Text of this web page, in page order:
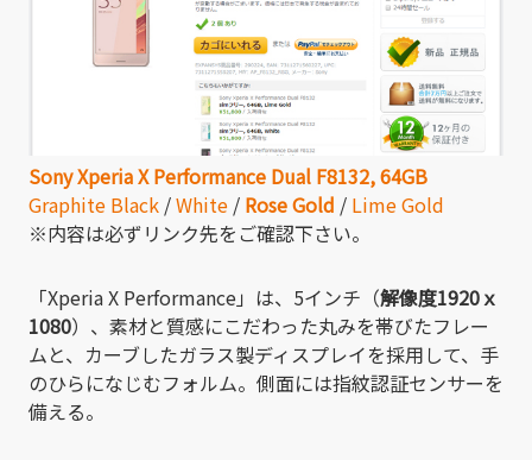
Sony Xperia X Performance Dual F8132, 64GB
Graphite Black /White / Rose Gold / Lime Gold
※内容は必ずリンク先をご確認下さい。
「Xperia X Performance」は、5インチ（解像度1920ｘ
1080）、素材と質感にこだわった丸みを帯びたフレー
ムと、カーブしたガラス製ディスプレイを採用して、手
のひらになじむフォルム。側面には指紋認証センサーを
備える。